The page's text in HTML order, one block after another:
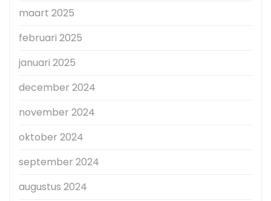
maart 2025
februari 2025
januari 2025
december 2024
november 2024
oktober 2024
september 2024
augustus 2024